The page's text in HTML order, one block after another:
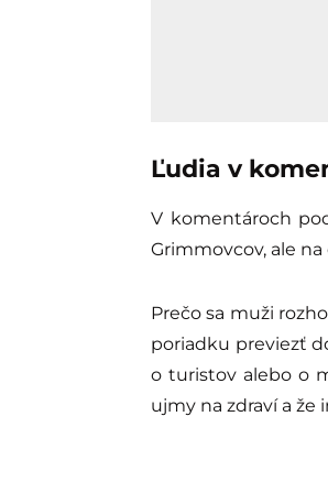
Ľudia v
V komentároch
Grimmovcov, ale
Prečo sa muži
poriadku previezť
o turistov alebo o
ujmy na zdraví a že